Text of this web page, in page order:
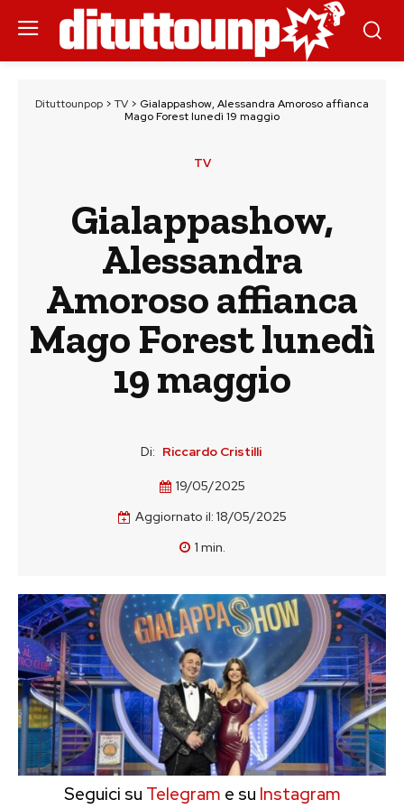
Dituttounpop > TV > Gialappashow, Alessandra Amoroso affianca
Mago Forest lunedì 19 maggio
TV
Gialappashow,
Alessandra
Amoroso affianca
Mago Forest lunedì
19 maggio
Di: Riccardo Cristilli
19/05/2025
Aggiornato il: 18/05/2025
1 min.
Seguici su Telegram e su Instagram